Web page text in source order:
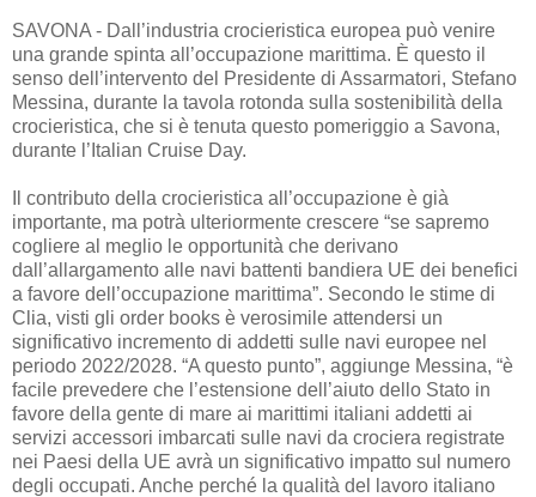
SAVONA - Dall’industria crocieristica europea può venire
una grande spinta all’occupazione marittima. È questo il
senso dell’intervento del Presidente di Assarmatori, Stefano
Messina, durante la tavola rotonda sulla sostenibilità della
crocieristica, che si è tenuta questo pomeriggio a Savona,
durante l’Italian Cruise Day.
Il contributo della crocieristica all’occupazione è già
importante, ma potrà ulteriormente crescere “se sapremo
cogliere al meglio le opportunità che derivano
dall’allargamento alle navi battenti bandiera UE dei benefici
a favore dell’occupazione marittima”. Secondo le stime di
Clia, visti gli order books è verosimile attendersi un
significativo incremento di addetti sulle navi europee nel
periodo 2022/2028. “A questo punto”, aggiunge Messina, “è
facile prevedere che l’estensione dell’aiuto dello Stato in
favore della gente di mare ai marittimi italiani addetti ai
servizi accessori imbarcati sulle navi da crociera registrate
nei Paesi della UE avrà un significativo impatto sul numero
degli occupati. Anche perché la qualità del lavoro italiano